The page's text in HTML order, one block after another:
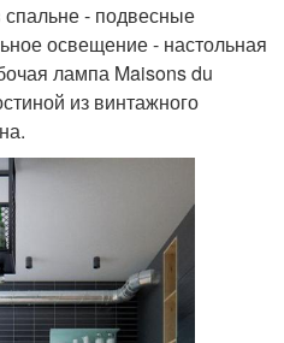
- подвесные
освещение - настольная
лампа Maisons du
из винтажного